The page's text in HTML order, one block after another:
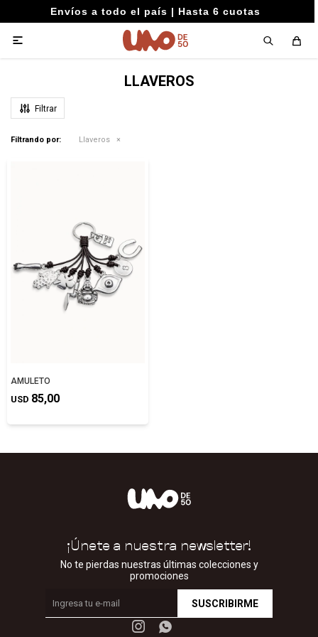
Envíos a todo el país | Hasta 6 cuotas

LLAVEROS
Filtrando por: Llaveros
AMULETO
USD 85,00
¡Únete a nuestra newsletter!
No te pierdas nuestras últimas colecciones y
promociones
SUSCRIBIRME
 